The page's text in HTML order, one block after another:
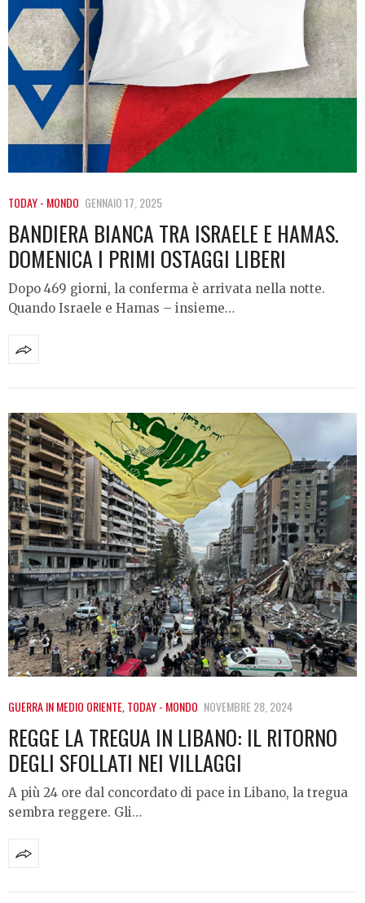
TODAY - MONDO GENNAIO 17, 2025
BANDIERA BIANCA TRA ISRAELE E HAMAS.
DOMENICA I PRIMI OSTAGGI LIBERI
Dopo 469 giorni, la conferma è arrivata nella notte.
Quando Israele e Hamas – insieme…
GUERRA IN MEDIO ORIENTE,TODAY - MONDO NOVEMBRE 28, 2024
REGGE LA TREGUA IN LIBANO: IL RITORNO
DEGLI SFOLLATI NEI VILLAGGI
A più 24 ore dal concordato di pace in Libano, la tregua
sembra reggere. Gli…